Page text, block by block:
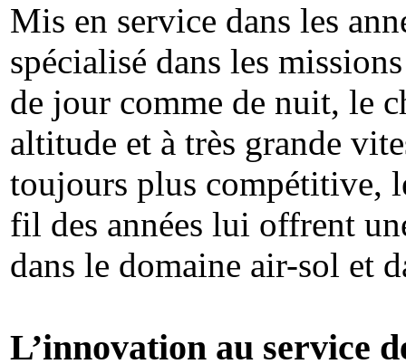
Mis en service dans les
spécialisé dans les
de jour comme de nuit, le
altitude et à très grande
toujours plus compétitive,
fil des années lui offrent
dans le domaine air-sol et
L’innovation au service